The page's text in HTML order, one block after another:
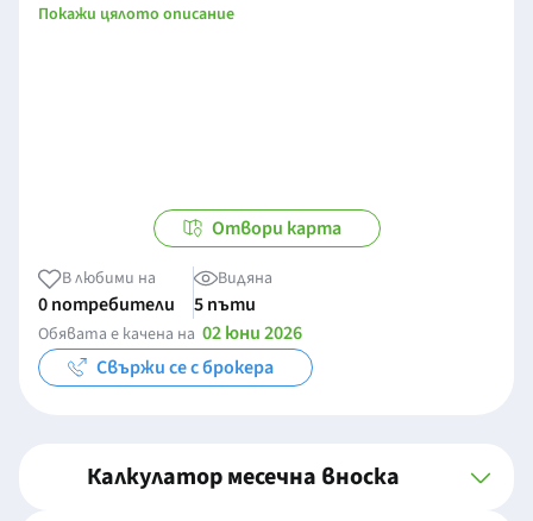
Покажи цялото описание
Отвори карта
В любими на
0 потребители
Видяна
5 пъти
Обявата е качена на 02 юни 2026
Свържи се с брокера
Калкулатор месечна вноска